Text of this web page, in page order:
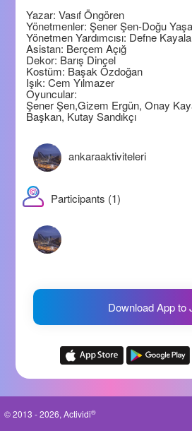
Yazar: Vasıf Öngören
Yönetmenler: Şener Şen-Doğu
Yönetmen Yardımcısı: Defne
Asistan: Berçem Açığ
Dekor: Barış Dinçel
Kostüm: Başak Özdoğan
Işık: Cem Yılmazer
Oyuncular:
Şener Şen,Gizem Ergün, Onay
Başkan, Kutay Sandıkçı
ankaraaktiviteleri
Participants (1)
Download App to
© 2013 - 2026, Actividi®